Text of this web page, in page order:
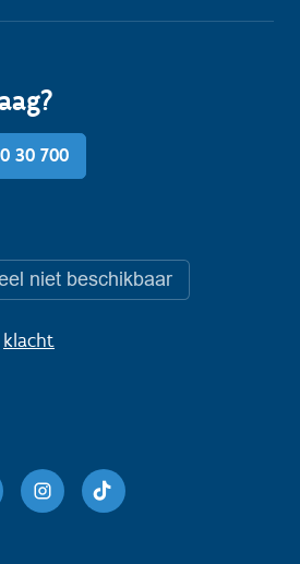
30 700
niet beschikbaar
klacht
YoutubeInstagram